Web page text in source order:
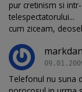
pur cretinism si
telespectatorului...
cum ziceam,
markdan
Telefonul nu suna